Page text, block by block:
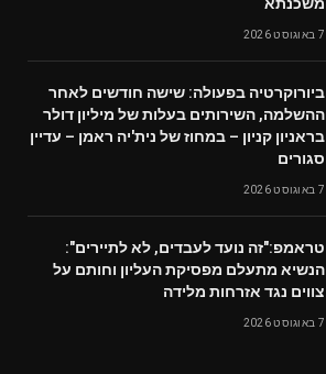
7 באוגוסט 2026
ביורוקרטיה בפעולה: שישה חודשים לאחר
ההשלמה, השירותים בעלות של מיליון דולר
בראניון קניון – במחוז של נית'יה ראמן – עדיין
סגורים
7 באוגוסט 2026
טראמפ:"זה נועד לעבדים, לא לתיירים":
הנשיא מתעלם מפסיקת העליון וחותם על
צווים נגד אזרחות מלידה
7 באוגוסט 2026